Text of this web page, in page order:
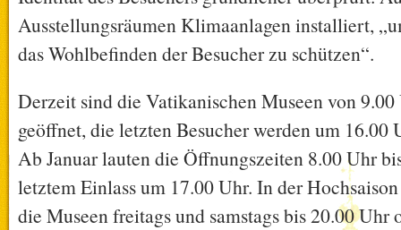
Ausstellungsräumen Klimaanlagen installiert,
das Wohlbefinden der Besucher zu schützen“.
Derzeit sind die Vatikanischen Museen von
geöffnet, die letzten Besucher werden um 16.00
Ab Januar lauten die Öffnungszeiten 8.00 Uhr
letztem Einlass um 17.00 Uhr. In der
die Museen freitags und samstags bis 20.00 Uhr